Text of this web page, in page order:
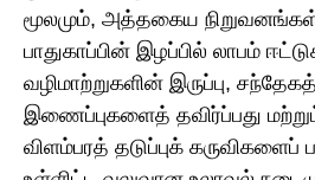
மூலமும், அத்தகைய
பாதுகாப்பின் இழப்பில் லாபம்
வழிமாற்றுகளின் இருப்பு,
இணைப்புகளைத் தவிர்ப்பது
விளம்பரத் தடுப்புக் கருவிகளைப்